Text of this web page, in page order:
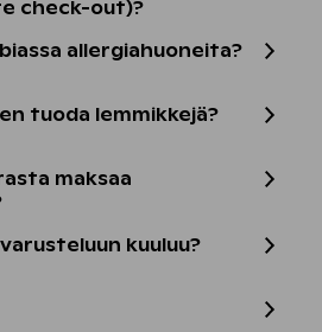
check-out)?
allergiahuoneita?
tuoda lemmikkejä?
maksaa
kuuluu?